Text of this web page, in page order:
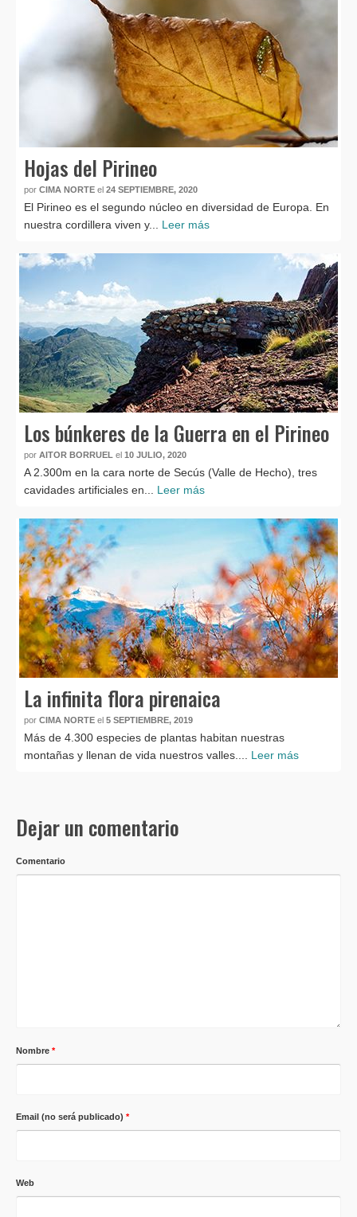
Hojas del Pirineo
por CIMA NORTE el 24 SEPTIEMBRE, 2020
El Pirineo es el segundo núcleo en diversidad de Europa. En
nuestra cordillera viven y... Leer más
Los búnkeres de la Guerra en el Pirineo
por AITOR BORRUEL el 10 JULIO, 2020
A 2.300m en la cara norte de Secús (Valle de Hecho), tres
cavidades artificiales en... Leer más
La infinita flora pirenaica
por CIMA NORTE el 5 SEPTIEMBRE, 2019
Más de 4.300 especies de plantas habitan nuestras
montañas y llenan de vida nuestros valles.... Leer más
Dejar un comentario
Comentario
Nombre *
Email (no será publicado) *
Web